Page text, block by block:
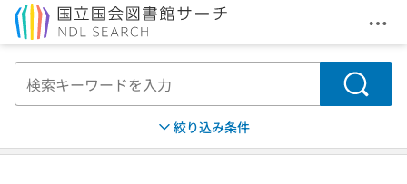
メ
検索
絞り込み条件